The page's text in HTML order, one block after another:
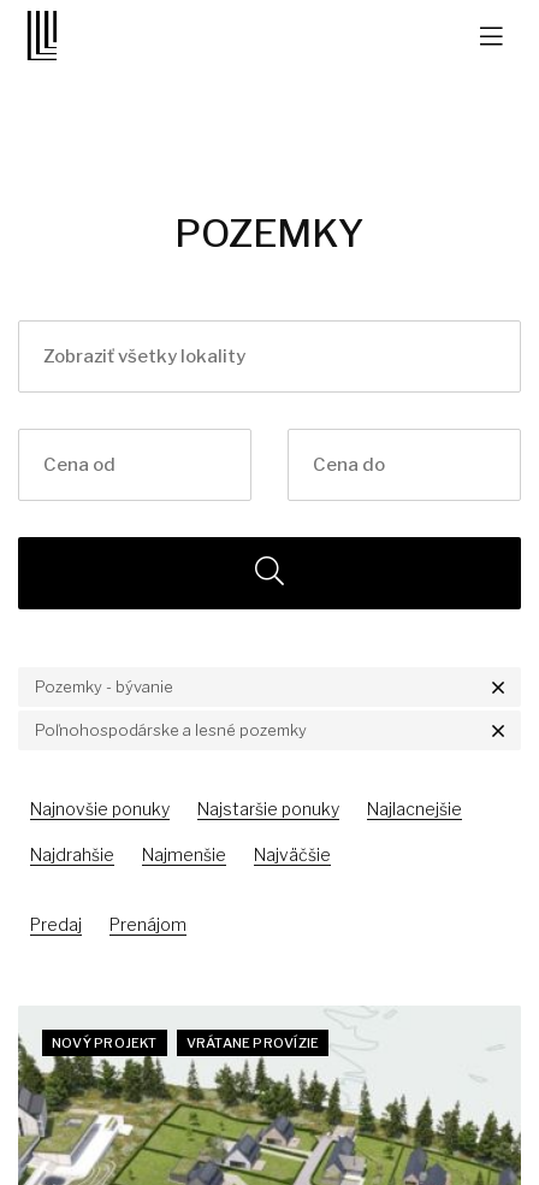
POZEMKY
Pozemky - bývanie
Poľnohospodárske a lesné pozemky
Najnovšie ponuky Najstaršie ponuky Najlacnejšie
Najdrahšie Najmenšie Najväčšie
Predaj Prenájom
NOVÝ PROJEKT VRÁTANE PROVÍZIE